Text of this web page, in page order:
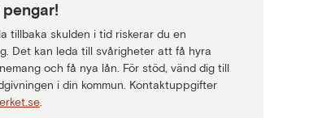
tillbaka skulden i tid riskerar du en
Det kan leda till svårigheter att få hyra
och få nya lån. För stöd, vänd dig till
i din kommun. Kontaktuppgifter